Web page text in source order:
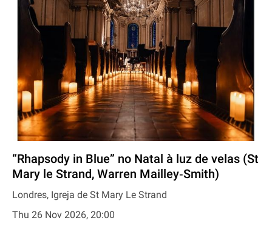
“Rhapsody in Blue” no Natal à luz de velas (St
Mary le Strand, Warren Mailley‐Smith)
Londres, Igreja de St Mary Le Strand
Thu 26 Nov 2026, 20:00